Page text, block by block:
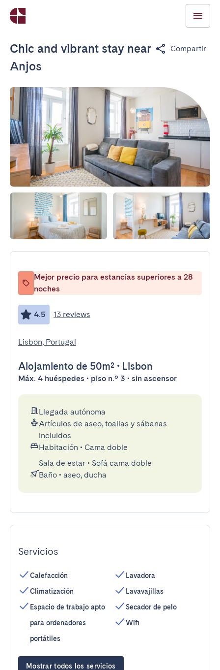
Chic and vibrant stay near
Anjos
Compartir
Mejor precio para estancias superiores a 28
noches
4.5 13 reviews
Lisbon, Portugal
Alojamiento de 50m² • Lisbon
Máx. 4 huéspedes • piso n.º 3 • sin ascensor
Llegada autónoma
Artículos de aseo, toallas y sábanas
incluidos
Habitación • Cama doble
Sala de estar • Sofá cama doble
Baño • aseo, ducha
Servicios
Calefacción
Climatización
Espacio de trabajo apto
para ordenadores
portátiles
Lavadora
Lavavajillas
Secador de pelo
Wifi
Mostrar todos los servicios